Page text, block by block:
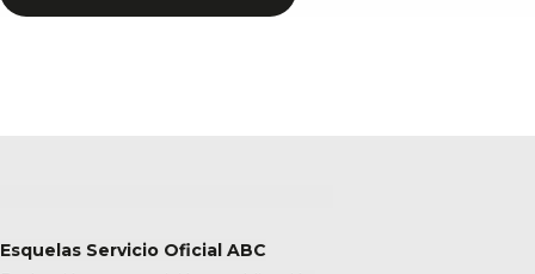
Esquelas Servicio Oficial ABC